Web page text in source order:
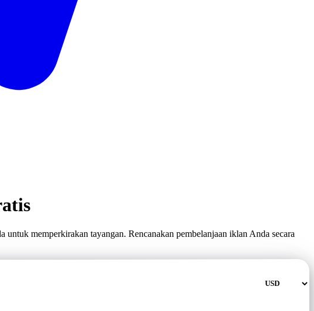
memperkirakan tayangan. Rencanakan pembelanjaan iklan Anda secara